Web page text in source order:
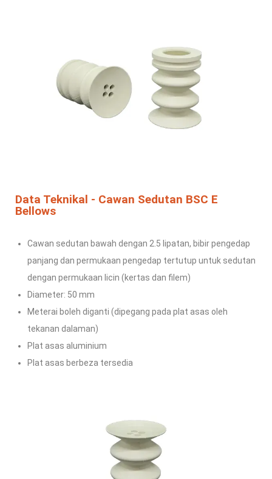
Data Teknikal - Cawan Sedutan BSC E
Bellows
Cawan sedutan bawah dengan 2.5 lipatan, bibir pengedap
panjang dan permukaan pengedap tertutup untuk sedutan
dengan permukaan licin (kertas dan filem)
Diameter: 50 mm
Meterai boleh diganti (dipegang pada plat asas oleh
tekanan dalaman)
Plat asas aluminium
Plat asas berbeza tersedia